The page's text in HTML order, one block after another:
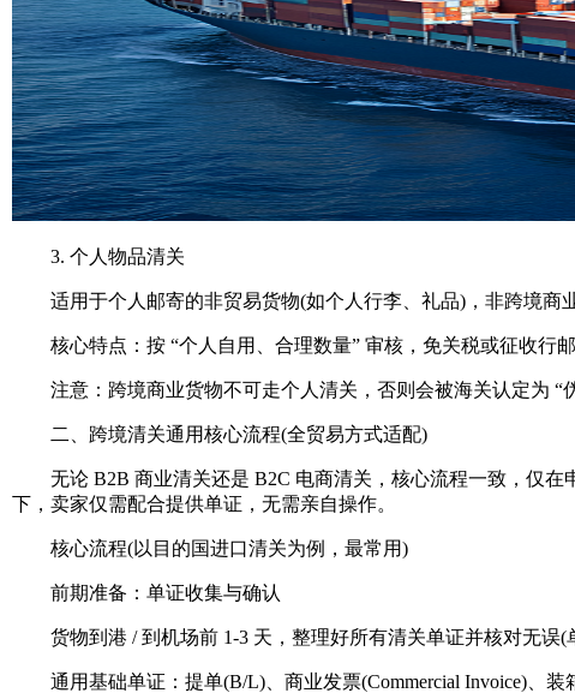
3. 个人物品清关
适用于个人邮寄的非贸易货物(如个人行李、礼品)，非跨境商业
核心特点：按 “个人自用、合理数量” 审核，免关税或征收行
注意：跨境商业货物不可走个人清关，否则会被海关认定为 “伪
二、跨境清关通用核心流程(全贸易方式适配)
无论 B2B 商业清关还是 B2C 电商清关，核心流程一致，仅在
下，卖家仅需配合提供单证，无需亲自操作。
核心流程(以目的国进口清关为例，最常用)
前期准备：单证收集与确认
货物到港 / 到机场前 1-3 天，整理好所有清关单证并核对无误(
通用基础单证：提单(B/L)、商业发票(Commercial Invoice)、装